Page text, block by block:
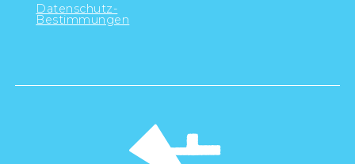
Datenschutz-
Bestimmungen